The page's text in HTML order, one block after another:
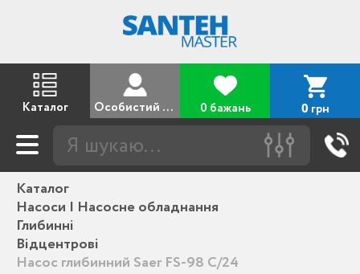
Каталог Особистий кабінет 0 бажань 0 грн
Каталог
Насоси | Насосне обладнання
Глибинні
Відцентрові
Насос глибинний Saer FS-98 C/24